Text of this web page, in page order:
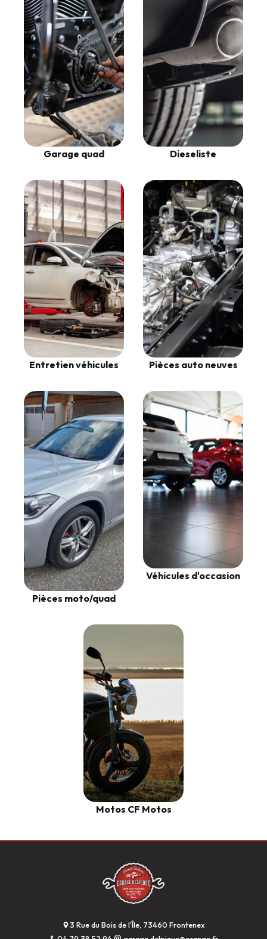
Garage quad Dieseliste
Entretien véhicules Pièces auto neuves
Pièces moto/quad
Véhicules d'occasion
Motos CF Motos
3 Rue du Bois de l'Île, 73460 Frontenex